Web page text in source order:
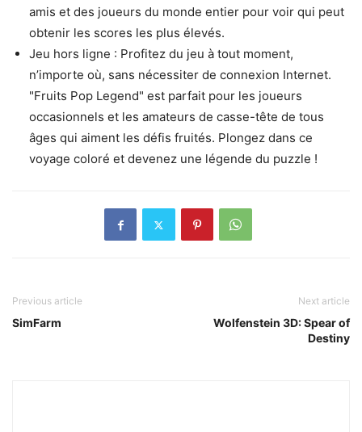
amis et des joueurs du monde entier pour voir qui peut
obtenir les scores les plus élevés.
Jeu hors ligne : Profitez du jeu à tout moment,
n’importe où, sans nécessiter de connexion Internet.
"Fruits Pop Legend" est parfait pour les joueurs
occasionnels et les amateurs de casse-tête de tous
âges qui aiment les défis fruités. Plongez dans ce
voyage coloré et devenez une légende du puzzle !
Previous article
SimFarm
Next article
Wolfenstein 3D: Spear of
Destiny